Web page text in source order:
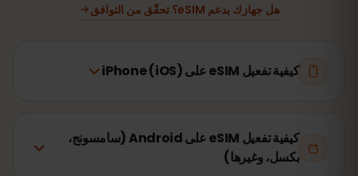
هل جهازك يدعم eSIM؟ تحقّق من التوافق
كيفية تفعيل eSIM على iPhone (iOS)
كيفية تفعيل eSIM على Android (سامسونج،
بكسل، وغيرها)